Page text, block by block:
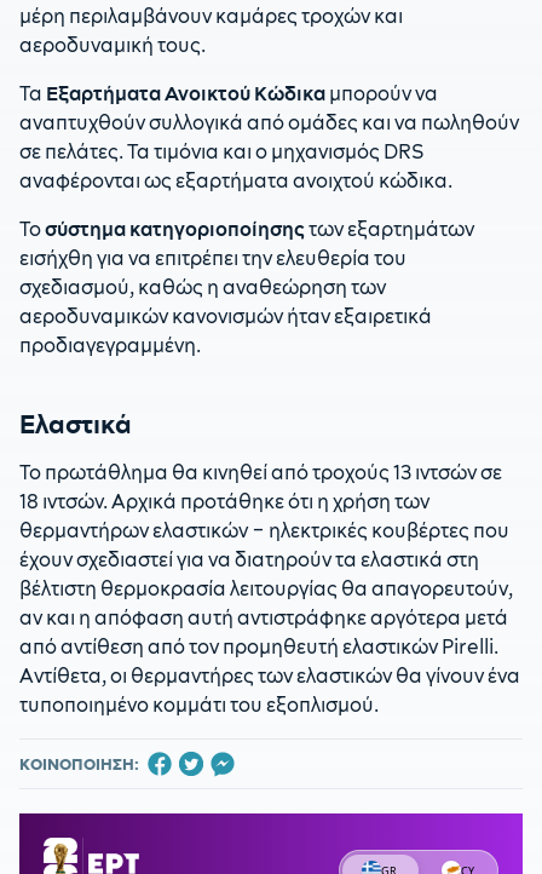
μέρη περιλαμβάνουν καμάρες τροχών και
αεροδυναμική τους.
Τα Εξαρτήματα Ανοικτού Κώδικα μπορούν να
αναπτυχθούν συλλογικά από ομάδες και να πωληθούν
σε πελάτες. Τα τιμόνια και ο μηχανισμός DRS
αναφέρονται ως εξαρτήματα ανοιχτού κώδικα.
Τοσύστημα κατηγοριοποίησηςτων εξαρτημάτων
εισήχθη για να επιτρέπει την ελευθερία του
σχεδιασμού, καθώς η αναθεώρηση των
αεροδυναμικών κανονισμών ήταν εξαιρετικά
προδιαγεγραμμένη.
Ελαστικά
Το πρωτάθλημα θα κινηθεί από τροχούς 13 ιντσών σε
18 ιντσών. Αρχικά προτάθηκε ότι η χρήση των
θερμαντήρων ελαστικών – ηλεκτρικές κουβέρτες που
έχουν σχεδιαστεί για να διατηρούν τα ελαστικά στη
βέλτιστη θερμοκρασία λειτουργίας θα απαγορευτούν,
αν και η απόφαση αυτή αντιστράφηκε αργότερα μετά
από αντίθεση από τον προμηθευτή ελαστικών Pirelli.
Αντίθετα, οι θερμαντήρες των ελαστικών θα γίνουν ένα
τυποποιημένο κομμάτι του εξοπλισμού.
ΚΟΙΝΟΠΟΙΗΣΗ: